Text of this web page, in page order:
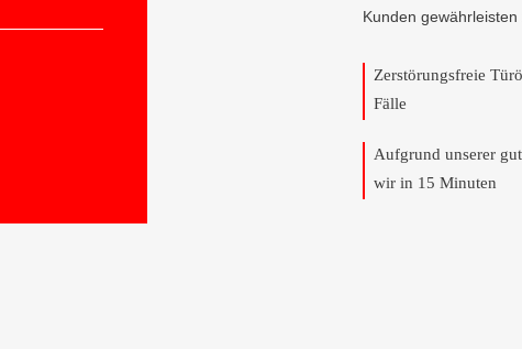
Kunden gewährleisten
Zerstörungsfreie
Fälle
Aufgrund unserer
wir in 15 Minuten